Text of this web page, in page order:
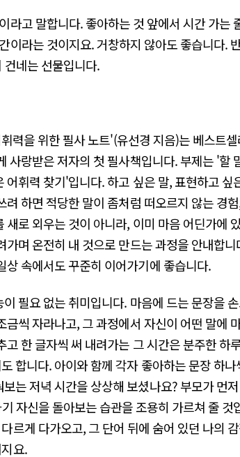
라고 말합니다. 좋아하는 것 앞에서 시간 가는
이라는 것이지요. 거창하지 않아도 좋습니다.
네는 선물입니다.
력을 위한 필사 노트'(유선경 지음)는 베스트
사랑받은 저자의 첫 필사책입니다. 부제는 '할
어휘력 찾기'입니다. 하고 싶은 말, 표현하고 싶
려 하면 적당한 말이 좀처럼 떠오르지 않는 경
새로 외우는 것이 아니라, 이미 마음 어딘가에
가며 온전히 내 것으로 만드는 과정을 안내합
상 속에서도 꾸준히 이어가기에 좋습니다.
필요 없는 취미입니다. 마음에 드는 문장을
금씩 자라나고, 그 과정에서 자신이 어떤 말에
고 한 글자씩 써 내려가는 그 시간은 분주한 하
합니다. 아이와 함께 각자 좋아하는 문장 하
는 저녁 시간을 상상해 보셨나요? 부모가 먼
자신을 돌아보는 습관을 조용히 가르쳐 줄 것
르게 다가오고, 그 단어 뒤에 숨어 있던 나의
요.